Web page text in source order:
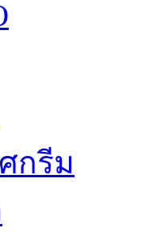
กรีม